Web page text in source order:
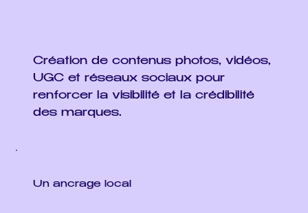
Création de contenus photos, vidéos,
UGC et réseaux sociaux pour
renforcer la visibilité et la crédibilité
des marques.
Un ancrage local